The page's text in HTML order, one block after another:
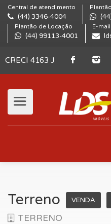
Central de atendimento
(44) 3346-4004
Plantão de Locação
(44) 99113-4001
E-mail
CRECI 4163 J
Terreno VENDA
TERRENO